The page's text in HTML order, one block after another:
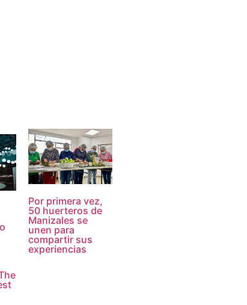
Por primera vez,
50 huerteros de
Manizales se
unen para
compartir sus
experiencias